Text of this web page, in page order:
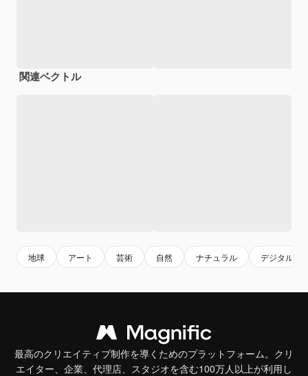
関連ベクトル
地球 アート 芸術 自然 ナチュラル デジタルア
最高のクリエイティブ制作を導くためのプラットフォーム。クリ
エイター、企業、代理店、スタジオを含む100万人以上が利用し